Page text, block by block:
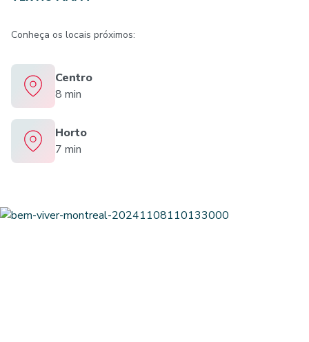
Conheça os locais próximos:
Centro
8 min
Horto
7 min